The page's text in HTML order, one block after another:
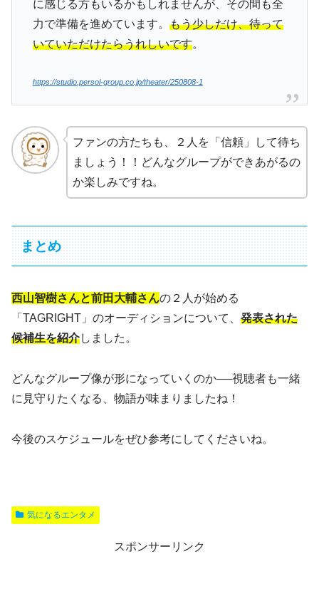
に感じる方もいるかもしれませんが、その間も全
力で準備を進めています。 もう少しだけ、待って
いていただけたらうれしいです。
https://studio.persol-group.co.jp/theater/250808-1
ファンの方たちも、２人を「信頼」して待ち
ましょう！！どんなグループができあがるの
か楽しみですね。
まとめ
西山智樹さんと前田大輔さんの２人が始める
「TAGRIGHT」のオーディションについて、 発表された
候補生を紹介しました。
どんなグループ像が形になっていくのか──視聴者も一緒
に見守りたくなる、物語が味まりましたね！
今後のスケジュールをぜひ参考にしてくださいね。
気になるエンタメ
スポンサーリンク